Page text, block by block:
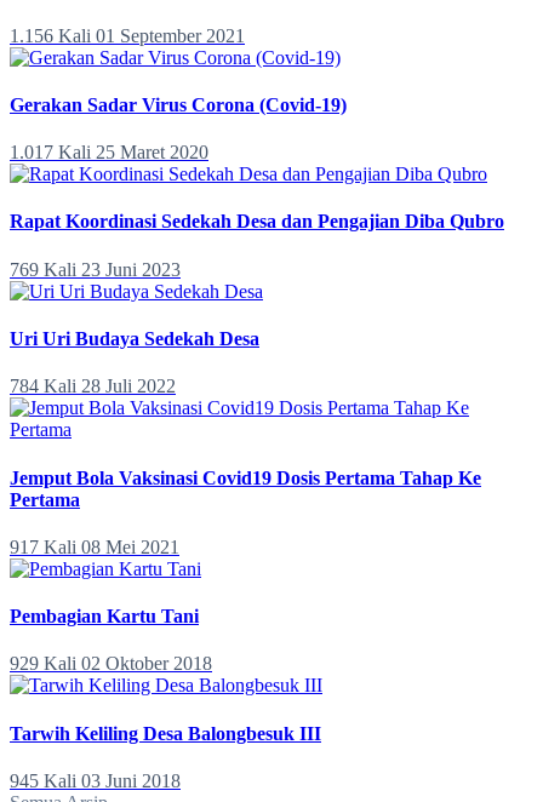
1.156 Kali 01 September 2021
Gerakan Sadar Virus Corona (Covid-19)
1.017 Kali 25 Maret 2020
Rapat Koordinasi Sedekah Desa dan Pengajian Diba Qubro
769 Kali 23 Juni 2023
Uri Uri Budaya Sedekah Desa
784 Kali 28 Juli 2022
Jemput Bola Vaksinasi Covid19 Dosis Pertama Tahap Ke
Pertama
917 Kali 08 Mei 2021
Pembagian Kartu Tani
929 Kali 02 Oktober 2018
Tarwih Keliling Desa Balongbesuk III
945 Kali 03 Juni 2018